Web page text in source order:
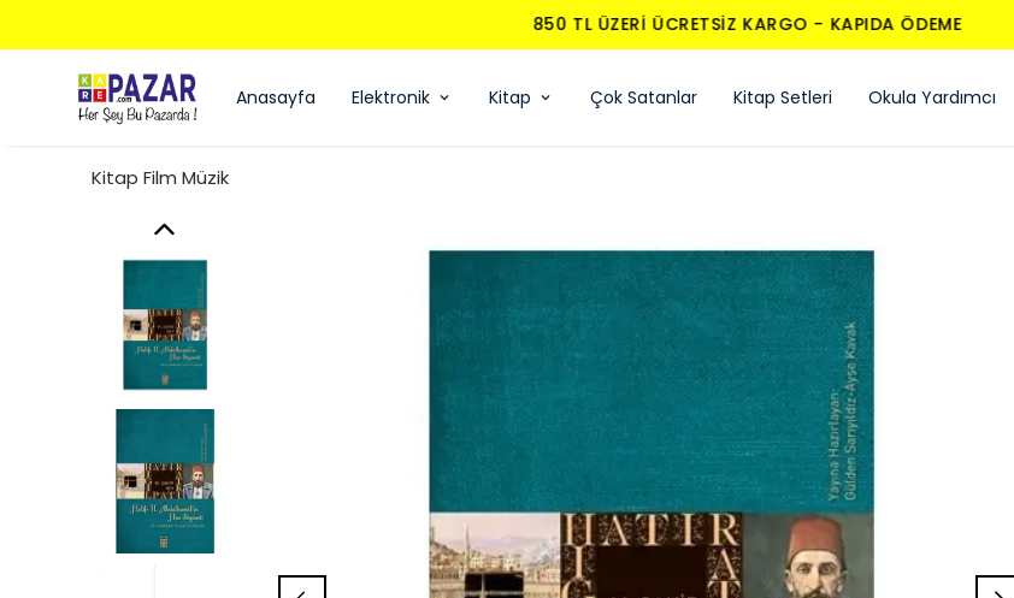
850 TL ÜZERI ÜCRETSIZ KARGO - KAPIDA ÖDEME
Anasayfa Elektronik Kitap Çok Satanlar Kitap Setleri Okula Yardımcı
Kitap Film Müzik